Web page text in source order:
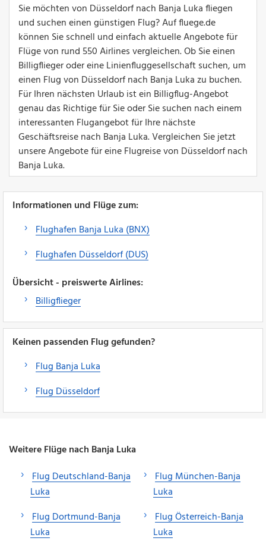
Sie möchten von Düsseldorf nach Banja Luka fliegen
und suchen einen günstigen Flug? Auf fluege.de
können Sie schnell und einfach aktuelle Angebote für
Flüge von rund 550 Airlines vergleichen. Ob Sie einen
Billigflieger oder eine Linienfluggesellschaft suchen, um
einen Flug von Düsseldorf nach Banja Luka zu buchen.
Für Ihren nächsten Urlaub ist ein Billigflug-Angebot
genau das Richtige für Sie oder Sie suchen nach einem
interessanten Flugangebot für Ihre nächste
Geschäftsreise nach Banja Luka. Vergleichen Sie jetzt
unsere Angebote für eine Flugreise von Düsseldorf nach
Banja Luka.
Informationen und Flüge zum:
Flughafen Banja Luka (BNX)
Flughafen Düsseldorf (DUS)
Übersicht - preiswerte Airlines:
Billigflieger
Keinen passenden Flug gefunden?
Flug Banja Luka
Flug Düsseldorf
Weitere Flüge nach Banja Luka
Flug Deutschland-Banja
Luka
Flug Dortmund-Banja
Luka
Flug München-Banja
Luka
Flug Österreich-Banja
Luka